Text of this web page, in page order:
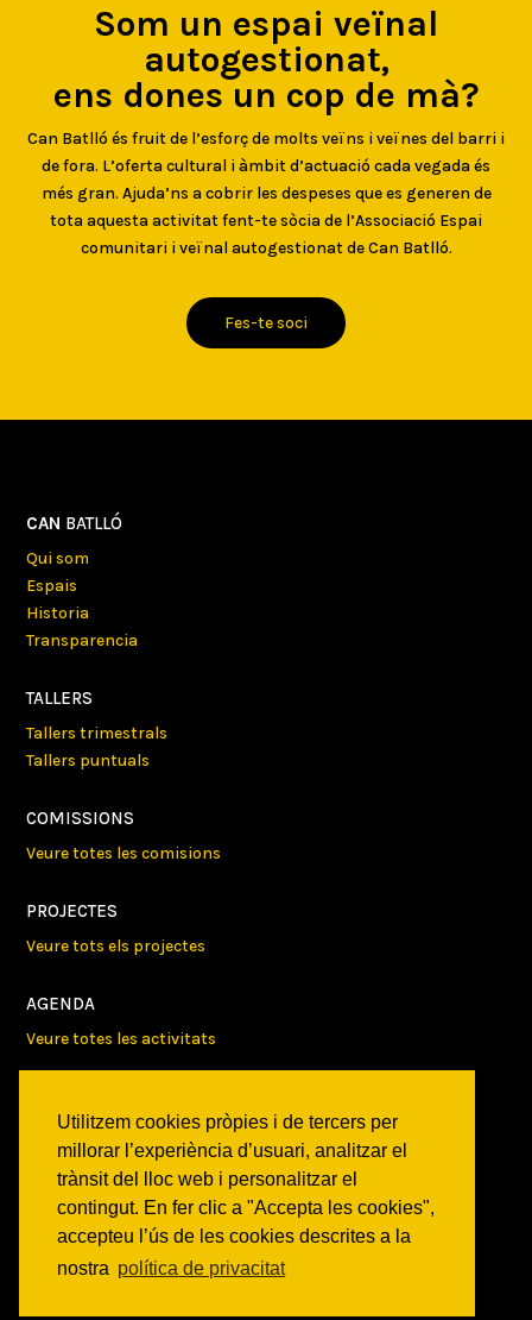
Utilitzem cookies pròpies i de tercers per
millorar l’experiència d’usuari, analitzar el
trànsit del lloc web i personalitzar el
contingut. En fer clic a "Accepta les cookies",
accepteu l’ús de les cookies descrites a la
nostra política de privacitat
Som un espai veïnal
autogestionat,
ens dones un cop de mà?
Can Batlló és fruit de l’esforç de molts veïns i veïnes del barri i
de fora. L’oferta cultural i àmbit d’actuació cada vegada és
més gran. Ajuda’ns a cobrir les despeses que es generen de
tota aquesta activitat fent-te sòcia de l’Associació Espai
comunitari i veïnal autogestionat de Can Batlló.
Fes-te soci
CAN BATLLÓ
Qui som
Espais
Historia
Transparencia
TALLERS
Tallers trimestrals
Tallers puntuals
COMISSIONS
Veure totes les comisions
PROJECTES
Veure tots els projectes
AGENDA
Veure totes les activitats
Activitats
Comunicats
Victories
ON SOM?
c/ Constitució 19